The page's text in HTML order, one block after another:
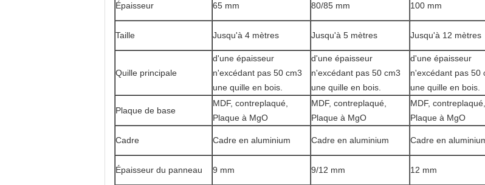
Épaisseur 65 mm 80/85 mm 100 mm
Taille Jusqu'à 4 mètres Jusqu'à 5 mètres Jusqu'à 12 mètres
Quille principale
d'une épaisseur
n'excédant pas 50 cm3
une quille en bois.
d'une épaisseur
n'excédant pas 50 cm3
une quille en bois.
d'une épaisseur
n'excédant pas 50
une quille en bois.
Plaque de base
MDF, contreplaqué,
Plaque à MgO
MDF, contreplaqué,
Plaque à MgO
MDF, contreplaqué,
Plaque à MgO
Cadre Cadre en aluminium Cadre en aluminium Cadre en
Épaisseur du panneau 9 mm 9/12 mm 12 mm